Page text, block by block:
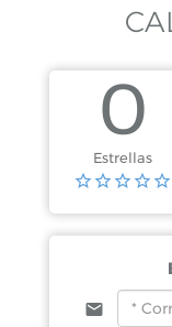
0
Estrellas